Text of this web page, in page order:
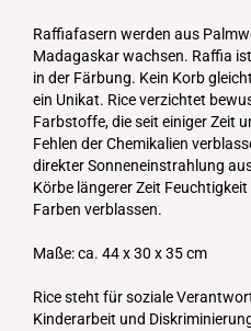
Raffiafasern werden aus
Madagaskar wachsen. Raffia
in der Färbung. Kein Korb
ein Unikat. Rice verzichtet
Farbstoffe, die seit einiger Zeit
Fehlen der Chemikalien
direkter Sonneneinstrahlung
Körbe längerer Zeit
Farben verblassen.
Maße: ca. 44 x 30 x 35 cm
Rice steht für soziale
Kinderarbeit und